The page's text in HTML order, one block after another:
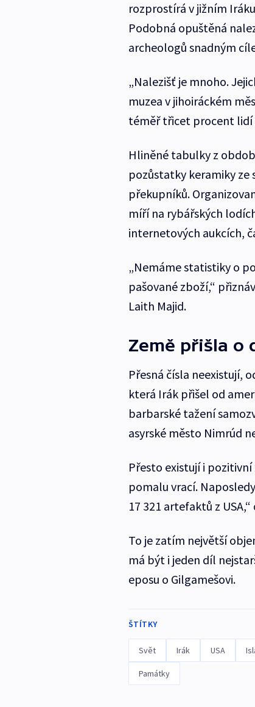
rozprostírá v jižním
Podobná opuštěná
archeologů snadným
„Nalezišť je mnoho.
muzea v jihoiráckém
téměř třicet procent lidí
Hliněné tabulky z
pozůstatky keramiky ze
překupníků.
míří na rybářských
internetových aukcích,
„Nemáme statistiky o
pašované zboží,“
Laith Majid.
Země přišla o
Přesná čísla neexistují,
která Irák přišel od
barbarské tažení
asyrské město Nimrúd
Přesto existují i
pomalu vrací.
17 321 artefaktů z
To je zatím největší
má být i jeden díl
eposu o Gilgamešovi.
ŠTÍTKY
Svět Irák USA
Památky